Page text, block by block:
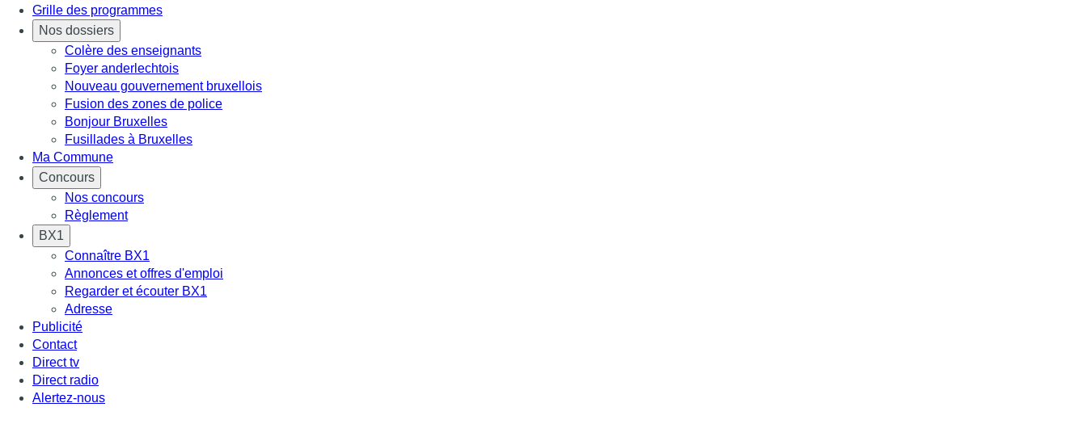
Grille des programmes
Nos dossiers
Colère des enseignants
Foyer anderlechtois
Nouveau gouvernement bruxellois
Fusion des zones de police
Bonjour Bruxelles
Fusillades à Bruxelles
Ma Commune
Concours
Nos concours
Règlement
BX1
Connaître BX1
Annonces et offres d'emploi
Regarder et écouter BX1
Adresse
Publicité
Contact
Direct tv
Direct radio
Alertez-nous